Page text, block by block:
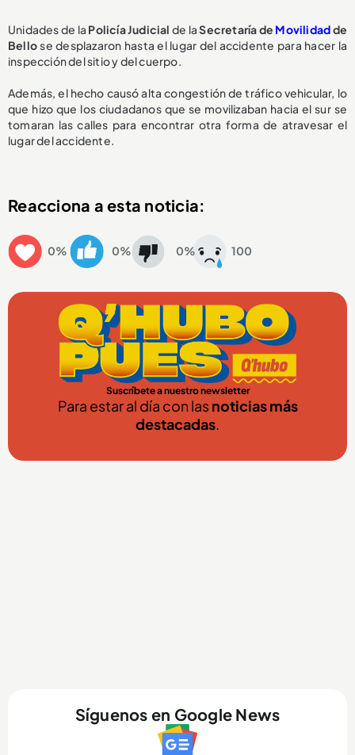
Unidades de la Policía Judicial de laSecretaría de Movilidadde
Bellose desplazaron hasta el lugar del accidente para hacer la
inspección del sitio y del cuerpo.
Además, el hecho causó alta congestión de tráfico vehicular, lo
que hizo que los ciudadanos que se movilizaban hacia el sur se
tomaran las calles para encontrar otra forma de atravesar el
lugar del accidente.
Reacciona a esta noticia:
0% 0% 0% 100
Suscríbete a nuestro newsletter
Para estar al día con lasnoticias más
destacadas.
Síguenos en Google News